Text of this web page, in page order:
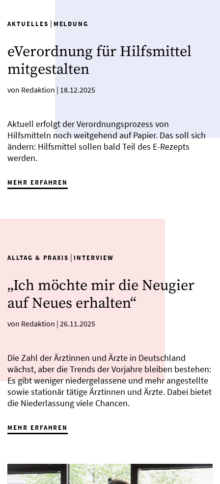
AKTUELLES | MELDUNG
eVerordnung für Hilfsmittel
mitgestalten
von Redaktion | 18.12.2025
Aktuell erfolgt der Verordnungsprozess von
Hilfsmitteln noch weitgehend auf Papier. Das soll sich
ändern: Hilfsmittel sollen bald Teil des E-Rezepts
werden.
MEHR ERFAHREN
ALLTAG & PRAXIS | INTERVIEW
„Ich möchte mir die Neugier
auf Neues erhalten“
von Redaktion | 26.11.2025
Die Zahl der Ärztinnen und Ärzte in Deutschland
wächst, aber die Trends der Vorjahre bleiben bestehen:
Es gibt weniger niedergelassene und mehr angestellte
sowie stationär tätige Ärztinnen und Ärzte. Dabei bietet
die Niederlassung viele Chancen.
MEHR ERFAHREN